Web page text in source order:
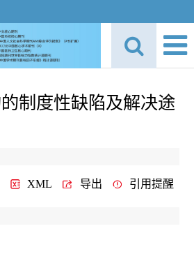
制度性缺陷及解决途
XML 导出 引用提醒